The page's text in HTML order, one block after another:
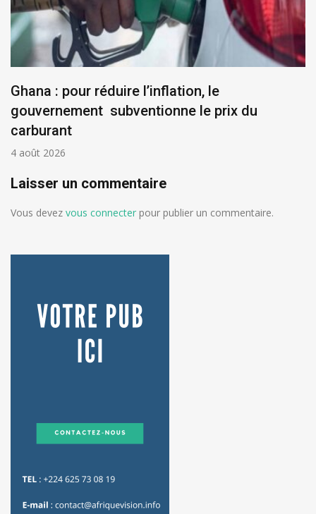
Ghana : pour réduire l’inflation, le
gouvernement subventionne le prix du
carburant
4 août 2026
Laisser un commentaire
Vous devez vous connecter pour publier un commentaire.